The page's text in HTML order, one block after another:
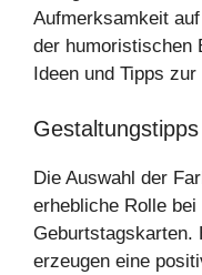
Aufmerksamkeit
der humoristischen
Ideen und Tipps
Die Auswahl der
erhebliche Rolle
Geburtstagskarten.
erzeugen eine